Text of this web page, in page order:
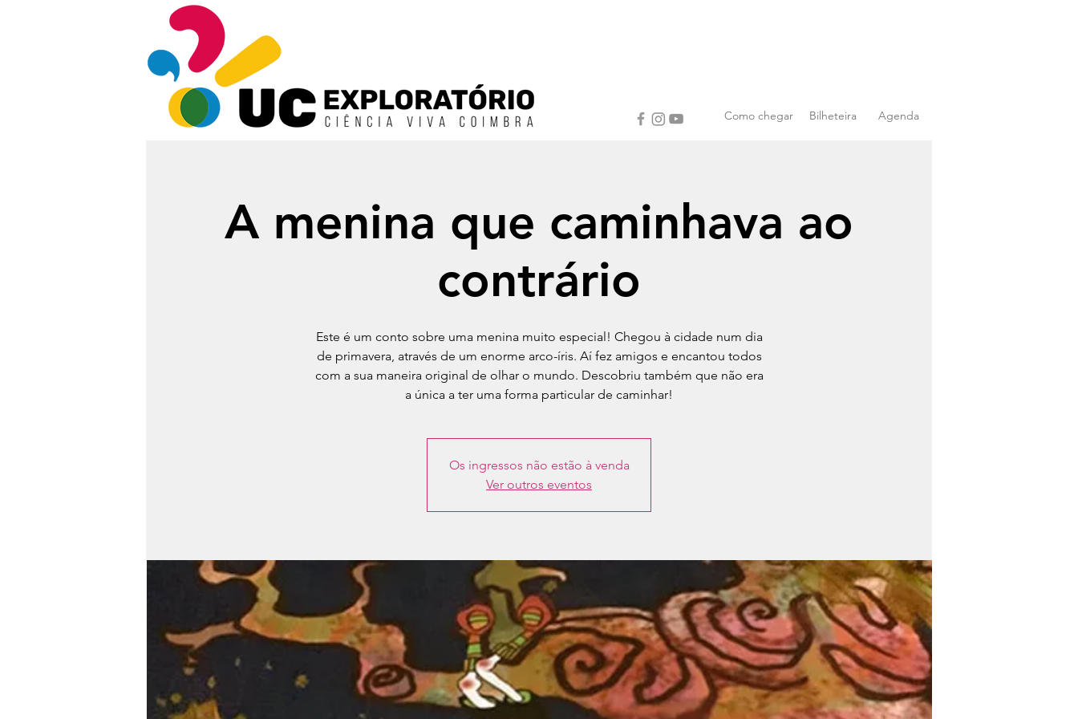
Como chegar Bilheteira Agenda
A menina que caminhava ao
contrário
Este é um conto sobre uma menina muito especial! Chegou à cidade num dia
de primavera, através de um enorme arco-íris. Aí fez amigos e encantou todos
com a sua maneira original de olhar o mundo. Descobriu também que não era
Os ingressos não estão à venda
Ver outros eventos